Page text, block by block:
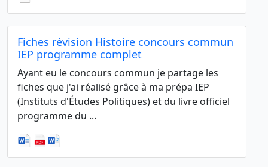
Fiches révision Histoire concours commun
IEP programme complet
Ayant eu le concours commun je partage les
fiches que j'ai réalisé grâce à ma prépa IEP
(Instituts d'Études Politiques) et du livre officiel
programme du ...